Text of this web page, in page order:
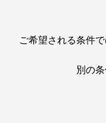
ご希望される条件
別の